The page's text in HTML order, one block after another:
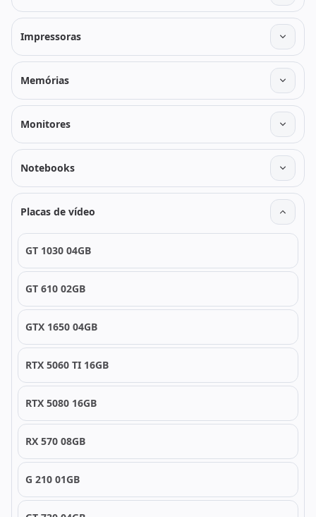
Impressoras
Memórias
Monitores
Notebooks
Placas de vídeo
GT 1030 04GB
GT 610 02GB
GTX 1650 04GB
RTX 5060 TI 16GB
RTX 5080 16GB
RX 570 08GB
G 210 01GB